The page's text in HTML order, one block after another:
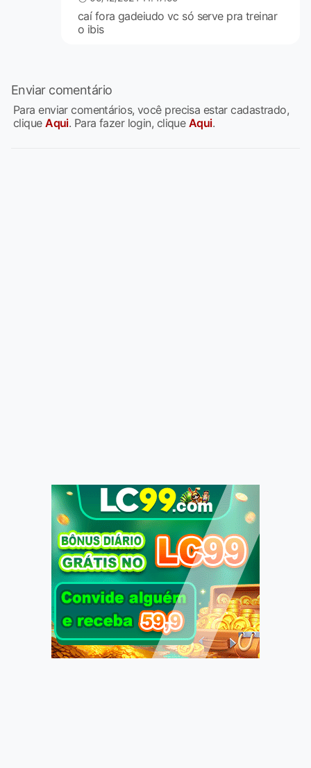
caí fora gadeiudo vc só serve pra treinar
o ibis
Enviar comentário
Para enviar comentários, você precisa estar cadastrado,
cliqueAqui. Para fazer login, clique Aqui.